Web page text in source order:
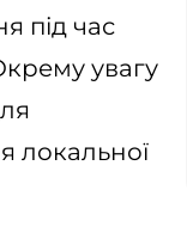
під час
увагу
локальної